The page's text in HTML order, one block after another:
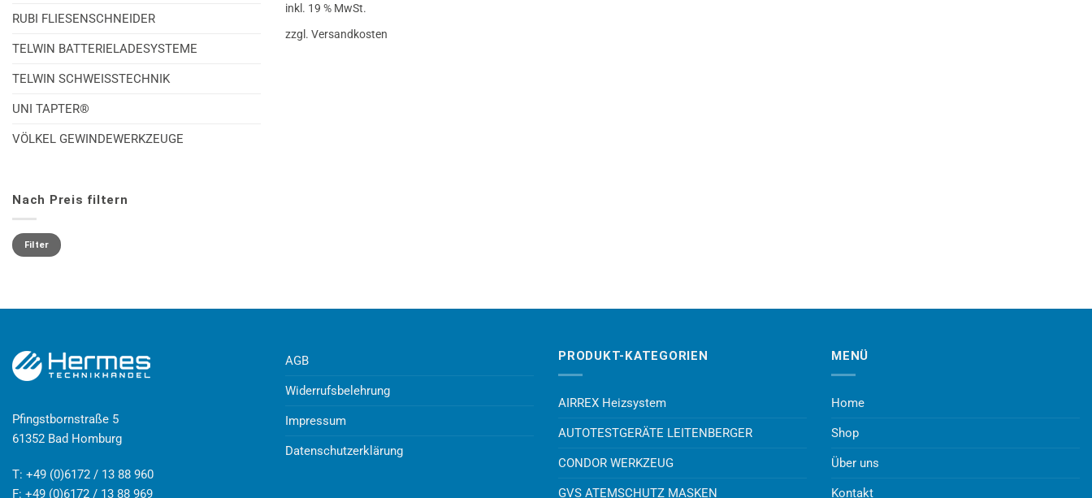
RUBI FLIESENSCHNEIDER
TELWIN BATTERIELADESYSTEME
TELWIN SCHWEISSTECHNIK
UNI TAPTER®
VÖLKEL GEWINDEWERKZEUGE
Nach Preis filtern
Min.
Preis
Max.
PreisFilter
inkl. 19 % MwSt.
zzgl. Versandkosten
Pfingstbornstraße 5
61352 Bad Homburg
T: +49 (0)6172 / 13 88 960
F: +49 (0)6172 / 13 88 969
AGB
Widerrufsbelehrung
Impressum
Datenschutzerklärung
PRODUKT-KATEGORIEN
AIRREX Heizsystem
AUTOTESTGERÄTE LEITENBERGER
CONDOR WERKZEUG
GVS ATEMSCHUTZ MASKEN
MENÜ
Home
Shop
Über uns
Kontakt